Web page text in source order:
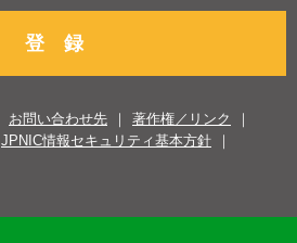
登 録
お問い合わせ先
著作権／リンク
JPNIC情報セキュリティ基本方針